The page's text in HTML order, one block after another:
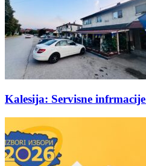
Kalesija: Servisne